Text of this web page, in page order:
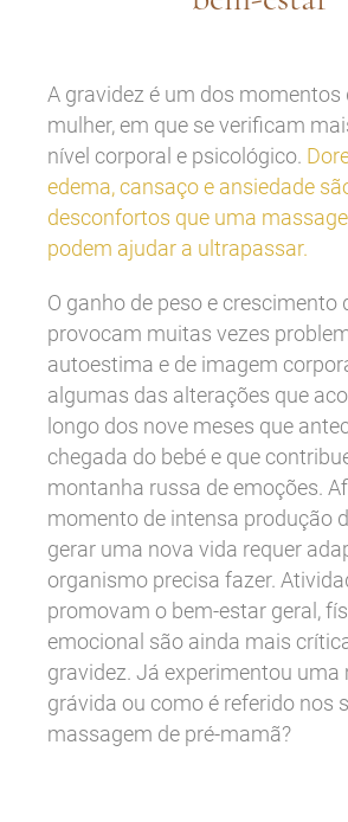
A gravidez é um dos momentos
mulher, em que se verificam
nível corporal e psicológico.
edema, cansaço e ansiedade
desconfortos que uma
podem ajudar a ultrapassar.
O ganho de peso e crescimento
provocam muitas vezes
autoestima e de imagem
algumas das alterações que
longo dos nove meses que
chegada do bebé e que
montanha russa de emoções.
momento de intensa produção
gerar uma nova vida requer
organismo precisa fazer.
promovam o bem-estar geral,
emocional são ainda mais
gravidez. Já experimentou uma
grávida ou como é referido nos
massagem de pré-mamã?